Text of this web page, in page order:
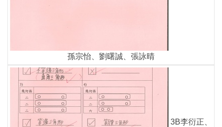
孫宗怡、劉曙誠、張詠晴
3B李衍正、